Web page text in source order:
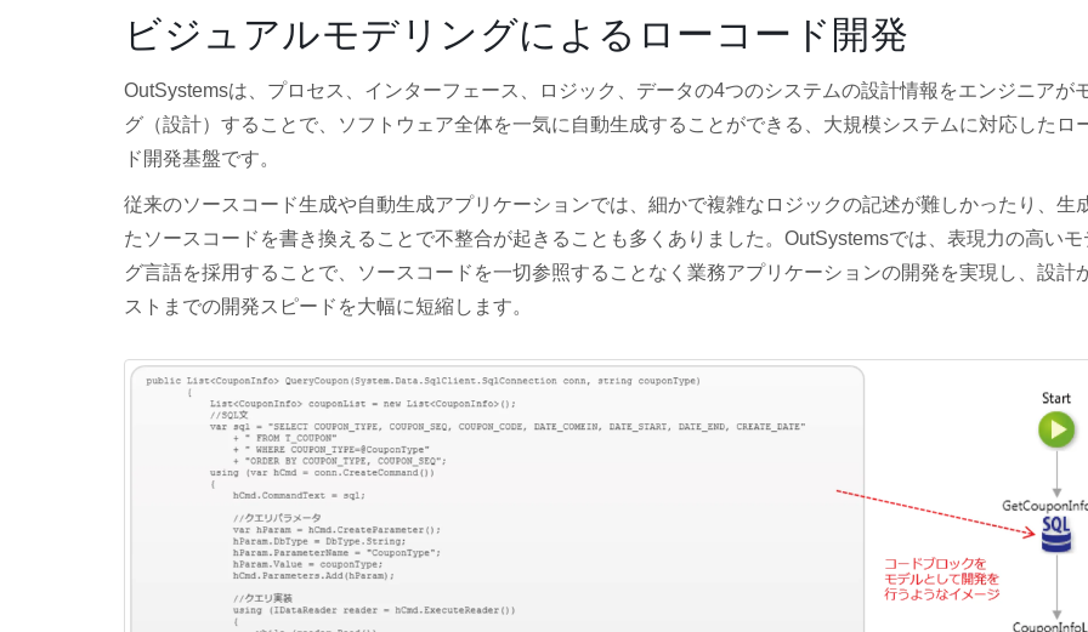
ビジュアルモデリングによるローコード開発
OutSystemsは、プロセス、インターフェース、ロジック、データの4つのシステムの設計情報をエンジニアが
グ（設計）することで、ソフトウェア全体を一気に自動生成することができる、大規模システムに対応したロ
ド開発基盤です。
従来のソースコード生成や自動生成アプリケーションでは、細かで複雑なロジックの記述が難しかったり、生
たソースコードを書き換えることで不整合が起きることも多くありました。OutSystemsでは、表現力の高いモ
グ言語を採用することで、ソースコードを一切参照することなく業務アプリケーションの開発を実現し、設計
ストまでの開発スピードを大幅に短縮します。